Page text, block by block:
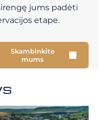
jums padėti
etape.
Skambinkite
mums